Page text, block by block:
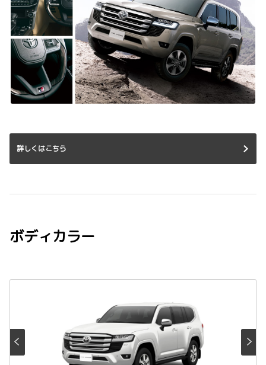
詳しくはこちら
ボディカラー